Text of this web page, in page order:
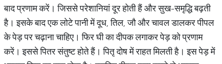
बाद प्रणाम करें। जिससे परेशानियां दूर होती हैं और सुख-समृद्धि बढ़ती
है। इसके बाद एक लोटे पानी में दूध, तिल, जौ और चावल डालकर पीपल
के पेड़ पर चढ़ाना चाहिए। फिर घी का दीपक लगाकर पेड़ को प्रणाम
करें। इससे पितर संतुष्ट होते हैं। पितृ दोष में राहत मिलती है। इस पेड़ में